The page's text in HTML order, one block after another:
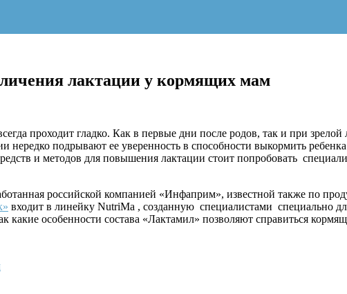
лактации у кормящих мам
проходит гладко. Как в первые дни после родов, так и при зрелой
нередко подрывают ее уверенность в способности выкормить
и методов для повышения лактации стоит попробовать
российской компанией «Инфаприм», известной также по
входит в линейку NutriMa , созданную специалистами специально
особенности состава «Лактамил» позволяют справиться